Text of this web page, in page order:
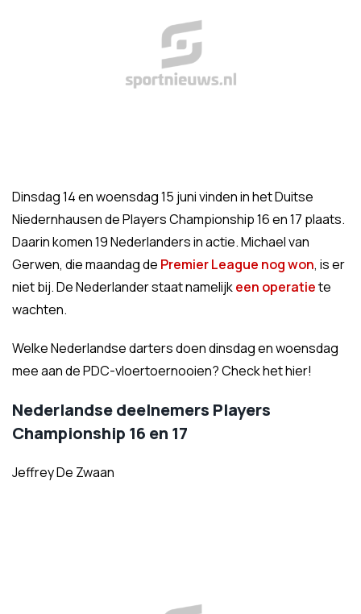
Dinsdag 14 en woensdag 15 juni vinden in het Duitse
Niedernhausen de Players Championship 16 en 17 plaats.
Daarin komen 19 Nederlanders in actie. Michael van
Gerwen, die maandag de Premier League nog won, is er
niet bij. De Nederlander staat namelijkeen operatiete
wachten.
Welke Nederlandse darters doen dinsdag en woensdag
mee aan de PDC-vloertoernooien? Check het hier!
Nederlandse deelnemers Players
Championship 16 en 17
Jeffrey De Zwaan